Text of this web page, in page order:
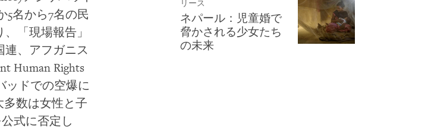
5名から7名の民
「現場報告」
連、アフガニス
Human Rights
ッドでの空爆に
多数は女性と子
式に否定し
リース
ネパール：児童婚で
脅かされる少女たち
の未来